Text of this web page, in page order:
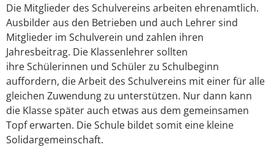
Die Mitglieder des Schulvereins arbeiten ehrenamtlich.
Ausbilder aus den Betrieben und auch Lehrer sind
Mitglieder im Schulverein und zahlen ihren
Jahresbeitrag. Die Klassenlehrer sollten
ihre Schülerinnen und Schüler zu Schulbeginn
auffordern, die Arbeit des Schulvereins mit einer für alle
gleichen Zuwendung zu unterstützen. Nur dann kann
die Klasse später auch etwas aus dem gemeinsamen
Topf erwarten. Die Schule bildet somit eine kleine
Solidargemeinschaft.